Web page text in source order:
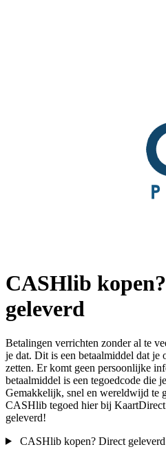
CASHlib
geleverd
Betalingen verrichten zonder al te
je dat. Dit is een betaalmiddel dat je
zetten. Er komt geen persoonlijke
betaalmiddel is een tegoedcode die
Gemakkelijk, snel en wereldwijd te
CASHlib tegoed hier bij
geleverd!
CASHlib kopen? Direct geleverd